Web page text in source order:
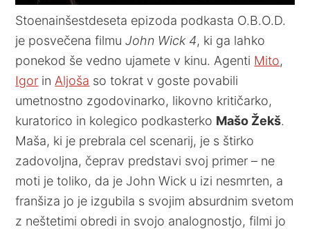
Stoenainšestdeseta epizoda podkasta O.B.O.D.
je posvečena filmuJohn Wick 4, ki ga lahko
ponekod še vedno ujamete v kinu. Agenti Mito,
Igor in Aljoša so tokrat v goste povabili
umetnostno zgodovinarko, likovno kritičarko,
kuratorico in kolegico podkasterko Mašo Žekš.
Maša, ki je prebrala cel scenarij, je s štirko
zadovoljna, čeprav predstavi svoj primer – ne
moti je toliko, da je John Wick u izi nesmrten, a
franšiza jo je izgubila s svojim absurdnim svetom
z neštetimi obredi in svojo analognostjo, filmi jo